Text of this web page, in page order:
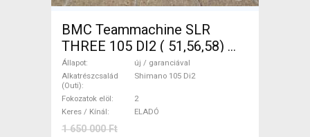
BMC Teammachine SLR
THREE 105 DI2 ( 51,56,58)
Országúti Shimano 105 Di2
tárcsafék új / garanciával
ELADÓ
Állapot
új / garanciával
Alkatrészcsalád
(Outi)
Shimano 105 Di2
Fokozatok elöl
2
Keres / Kínál
ELADÓ
1 650 000 Ft